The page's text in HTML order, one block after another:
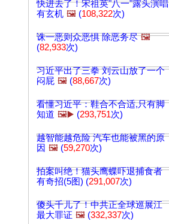
快进去了！宋祖英"八一"露头演唱
有玄机 🖼️ (108,322次)
诛一恶则众恶惧 除恶务尽 🖼️
(82,933次)
习近平出了三拳 刘云山放了一个
闷屁 🖼️ (88,667次)
看懂习近平：鞋合不合适,只有脚
知道 🖼️▶️ (293,751次)
越智能越危险 汽车也能被黑的原
因 🖼️ (59,270次)
拍案叫绝！猫头鹰蝶吓退捕食者
有奇招(5图) (291,007次)
傻头千儿了！中共正全球巡展江
最大罪证 🖼️ (332,337次)